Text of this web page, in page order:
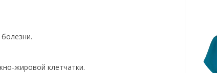
жировой клетчатки.